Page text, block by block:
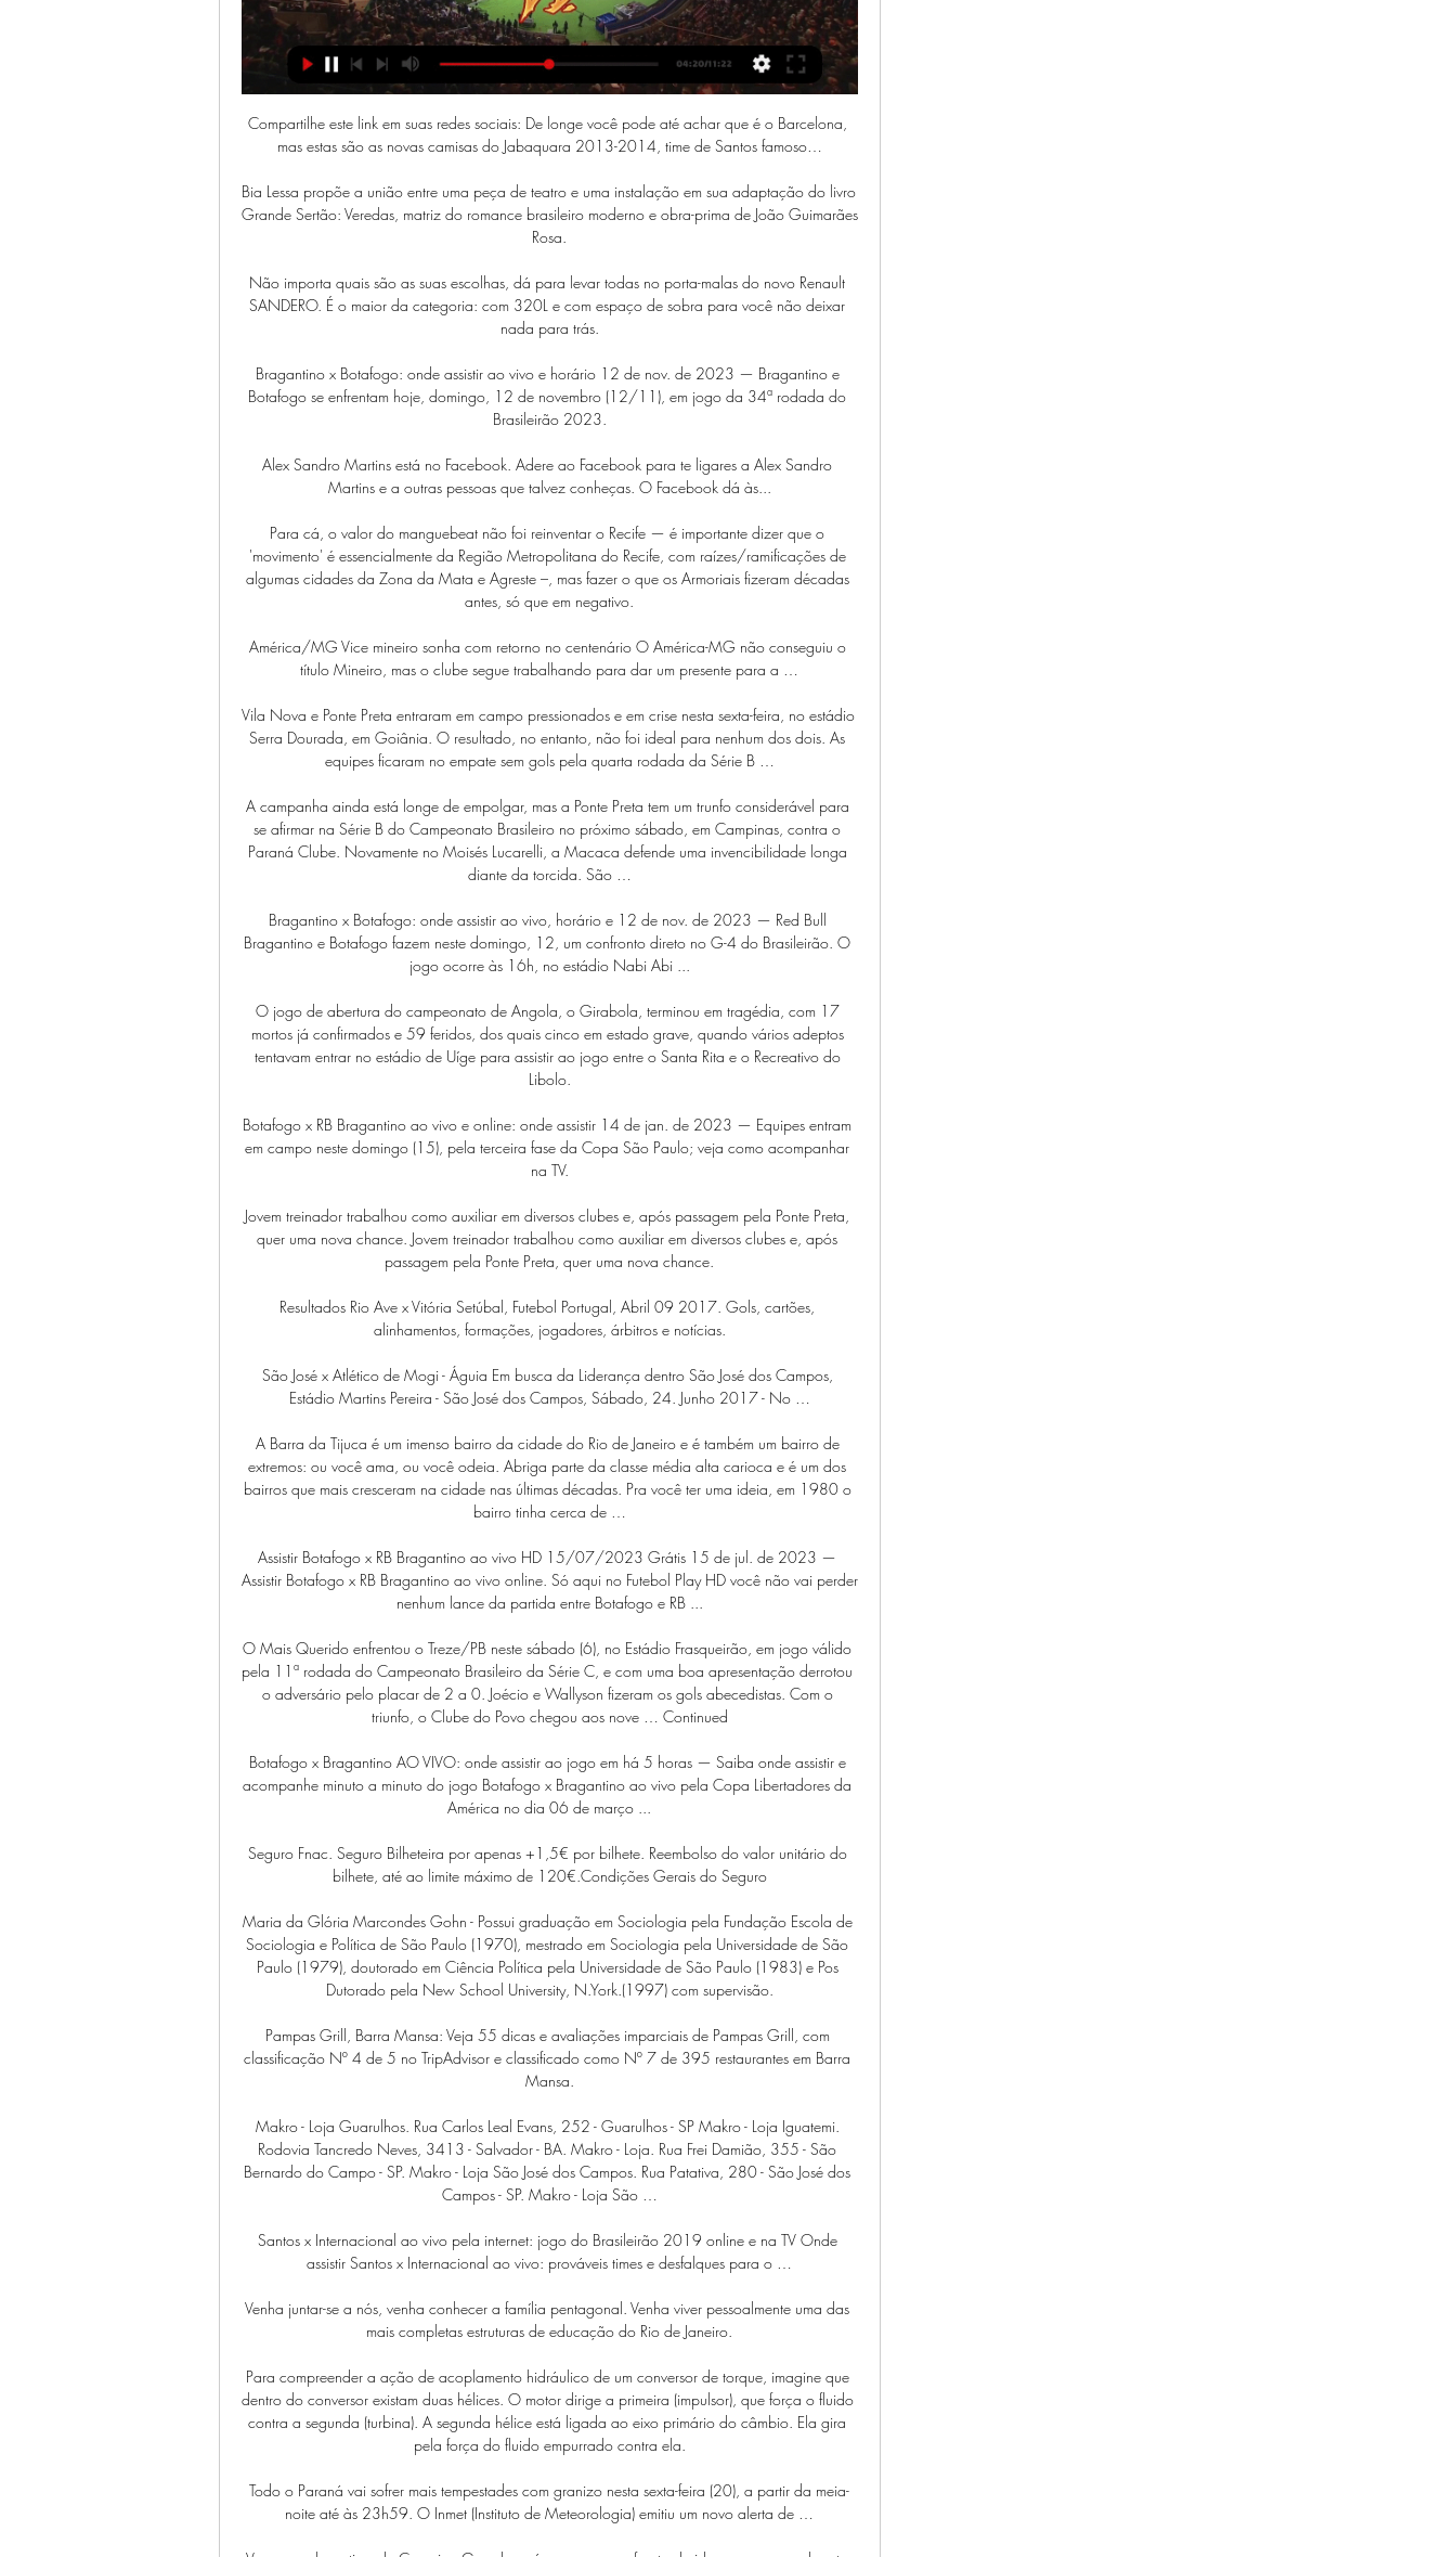
Compartilhe este link em suas redes sociais: De longe você pode até achar que é o Barcelona,
mas estas são as novas camisas do Jabaquara 2013-2014, time de Santos famoso…
Bia Lessa propõe a união entre uma peça de teatro e uma instalação em sua adaptação do livro
Grande Sertão: Veredas, matriz do romance brasileiro moderno e obra-prima de João Guimarães
Rosa.
Não importa quais são as suas escolhas, dá para levar todas no porta-malas do novo Renault
SANDERO. É o maior da categoria: com 320L e com espaço de sobra para você não deixar
nada para trás.
Bragantino x Botafogo: onde assistir ao vivo e horário 12 de nov. de 2023 — Bragantino e
Botafogo se enfrentam hoje, domingo, 12 de novembro (12/11), em jogo da 34ª rodada do
Brasileirão 2023.
Alex Sandro Martins está no Facebook. Adere ao Facebook para te ligares a Alex Sandro
Martins e a outras pessoas que talvez conheças. O Facebook dá às...
Para cá, o valor do manguebeat não foi reinventar o Recife — é importante dizer que o
'movimento' é essencialmente da Região Metropolitana do Recife, com raízes/ramificações de
algumas cidades da Zona da Mata e Agreste –, mas fazer o que os Armoriais fizeram décadas
antes, só que em negativo.
América/MG Vice mineiro sonha com retorno no centenário O América-MG não conseguiu o
título Mineiro, mas o clube segue trabalhando para dar um presente para a …
Vila Nova e Ponte Preta entraram em campo pressionados e em crise nesta sexta-feira, no estádio
Serra Dourada, em Goiânia. O resultado, no entanto, não foi ideal para nenhum dos dois. As
equipes ficaram no empate sem gols pela quarta rodada da Série B …
A campanha ainda está longe de empolgar, mas a Ponte Preta tem um trunfo considerável para
se afirmar na Série B do Campeonato Brasileiro no próximo sábado, em Campinas, contra o
Paraná Clube. Novamente no Moisés Lucarelli, a Macaca defende uma invencibilidade longa
diante da torcida. São …
Bragantino x Botafogo: onde assistir ao vivo, horário e 12 de nov. de 2023 — Red Bull
Bragantino e Botafogo fazem neste domingo, 12, um confronto direto no G-4 do Brasileirão. O
jogo ocorre às 16h, no estádio Nabi Abi ...
O jogo de abertura do campeonato de Angola, o Girabola, terminou em tragédia, com 17
mortos já confirmados e 59 feridos, dos quais cinco em estado grave, quando vários adeptos
tentavam entrar no estádio de Uíge para assistir ao jogo entre o Santa Rita e o Recreativo do
Libolo.
Botafogo x RB Bragantino ao vivo e online: onde assistir 14 de jan. de 2023 — Equipes entram
em campo neste domingo (15), pela terceira fase da Copa São Paulo; veja como acompanhar
na TV.
Jovem treinador trabalhou como auxiliar em diversos clubes e, após passagem pela Ponte Preta,
quer uma nova chance. Jovem treinador trabalhou como auxiliar em diversos clubes e, após
passagem pela Ponte Preta, quer uma nova chance.
Resultados Rio Ave x Vitória Setúbal, Futebol Portugal, Abril 09 2017. Gols, cartões,
alinhamentos, formações, jogadores, árbitros e notícias.
São José x Atlético de Mogi - Águia Em busca da Liderança dentro São José dos Campos,
Estádio Martins Pereira - São José dos Campos, Sábado, 24. Junho 2017 - No …
A Barra da Tijuca é um imenso bairro da cidade do Rio de Janeiro e é também um bairro de
extremos: ou você ama, ou você odeia. Abriga parte da classe média alta carioca e é um dos
bairros que mais cresceram na cidade nas últimas décadas. Pra você ter uma ideia, em 1980 o
bairro tinha cerca de …
Assistir Botafogo x RB Bragantino ao vivo HD 15/07/2023 Grátis 15 de jul. de 2023 —
Assistir Botafogo x RB Bragantino ao vivo online. Só aqui no Futebol Play HD você não vai perder
nenhum lance da partida entre Botafogo e RB ...
O Mais Querido enfrentou o Treze/PB neste sábado (6), no Estádio Frasqueirão, em jogo válido
pela 11ª rodada do Campeonato Brasileiro da Série C, e com uma boa apresentação derrotou
o adversário pelo placar de 2 a 0. Joécio e Wallyson fizeram os gols abecedistas. Com o
triunfo, o Clube do Povo chegou aos nove … Continued
Botafogo x Bragantino AO VIVO: onde assistir ao jogo em há 5 horas — Saiba onde assistir e
acompanhe minuto a minuto do jogo Botafogo x Bragantino ao vivo pela Copa Libertadores da
América no dia 06 de março ...
Seguro Fnac. Seguro Bilheteira por apenas +1,5€ por bilhete. Reembolso do valor unitário do
bilhete, até ao limite máximo de 120€.Condições Gerais do Seguro
Maria da Glória Marcondes Gohn - Possui graduação em Sociologia pela Fundação Escola de
Sociologia e Política de São Paulo (1970), mestrado em Sociologia pela Universidade de São
Paulo (1979), doutorado em Ciência Política pela Universidade de São Paulo (1983) e Pos
Dutorado pela New School University, N.York.(1997) com supervisão.
Pampas Grill, Barra Mansa: Veja 55 dicas e avaliações imparciais de Pampas Grill, com
classificação Nº 4 de 5 no TripAdvisor e classificado como Nº 7 de 395 restaurantes em Barra
Mansa.
Makro - Loja Guarulhos. Rua Carlos Leal Evans, 252 - Guarulhos - SP Makro - Loja Iguatemi.
Rodovia Tancredo Neves, 3413 - Salvador - BA. Makro - Loja. Rua Frei Damião, 355 - São
Bernardo do Campo - SP. Makro - Loja São José dos Campos. Rua Patativa, 280 - São José dos
Campos - SP. Makro - Loja São …
Santos x Internacional ao vivo pela internet: jogo do Brasileirão 2019 online e na TV Onde
assistir Santos x Internacional ao vivo: prováveis times e desfalques para o …
Venha juntar-se a nós, venha conhecer a família pentagonal. Venha viver pessoalmente uma das
mais completas estruturas de educação do Rio de Janeiro.
Para compreender a ação de acoplamento hidráulico de um conversor de torque, imagine que
dentro do conversor existam duas hélices. O motor dirige a primeira (impulsor), que força o fluido
contra a segunda (turbina). A segunda hélice está ligada ao eixo primário do câmbio. Ela gira
pela força do fluido empurrado contra ela.
Todo o Paraná vai sofrer mais tempestades com granizo nesta sexta-feira (20), a partir da meia-
noite até às 23h59. O Inmet (Instituto de Meteorologia) emitiu um novo alerta de …